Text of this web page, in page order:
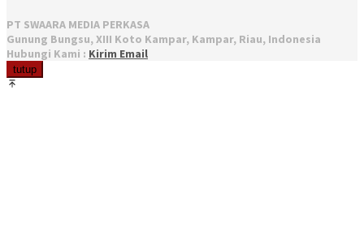
PT SWAARA MEDIA PERKASA
Gunung Bungsu, XIII Koto Kampar, Kampar, Riau, Indonesia
Hubungi Kami : Kirim Email
tutup